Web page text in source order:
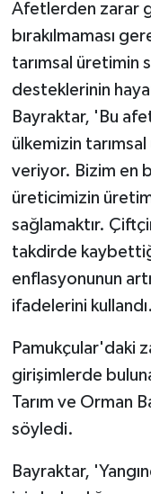
Afetlerden zarar
bırakılmaması
tarımsal üretimin
desteklerinin
Bayraktar, 'Bu
ülkemizin
veriyor. Bizim en
üreticimizin
sağlamaktır.
takdirde
enflasyonunun
ifadelerini kullandı.
Pamukçular'daki
girişimlerde
Tarım ve Orman
söyledi.
Bayraktar,